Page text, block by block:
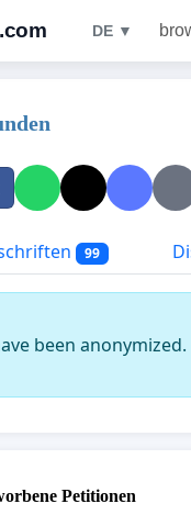
DE ▼
99
been anonymized.
Petitionen